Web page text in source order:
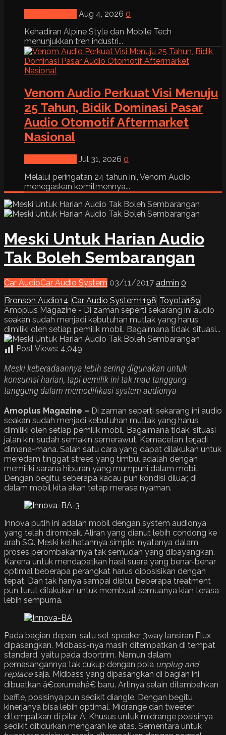
Aug 4, 2026 0
Kehadiran Alpine Style dan Mobile Tech
menunjukkan tren industri...
Venom Audio Perkuat Visi Menuju
25 Tahun, Bidik Dominasi Pasar
Audio Otomotif Aftermarket
Nasional
Jul 31, 2026 0
Melalui peringatan 24 tahun ini, Venom Audio
menegaskan komitmennya...
Meski Untuk Harian Audio
Tak Boleh Sembarangan
Car AudioCar Audio System 03/11/2017 admin 0
Bronson Audio14 Car Audio System1198 Toyota169
Amoplus Magazine - Di zaman seperti sekarang ini audio
seakan sudah menjadi kebutuhan mutlak yang harus
dimiliki oleh setiap pemilik mobil. Bagaimana tidak, situasi...
Post Views: 4,049
Meski keberadaannya lebih sering digunakan untuk
konsumsi harian, tapi pemilik ini tak mau tanggung-
tanggung dalam memodifikasi system audionya
Amoplus Magazine – Di zaman seperti sekarang ini audio
seakan sudah menjadi kebutuhan mutlak yang harus
dimiliki oleh setiap pemilik mobil. Bagaimana tidak, situasi
jalan kini sudah semakin semerawut. Kemacetan terjadi
dimana-mana. Salah satu cara yang dapat dilakukan untuk
meredam tinggat strees yang timbul adalah dengan
memiliki sarana hiburan yang mumpuni dalam mobil.
Dengan begitu, seberapa kacau pun kondisi diluar, di
dalam mobil kita akan tetap merasa nyaman.
Innova putih ini adalah mobil dengan system audionya
yang telah dirombak. Aliran yang dianut lebih condong ke
arah SQ. Meski kelihatannya simple, nyatanya dalam
proses perombakannya tak semudah yang dibayangkan.
Karena untuk mendapatkan hasil suara yang benar-benar
optimal beberapa perangkat harus diposisikan dengan
tepat. Dan tak hanya sampai disitu, beberapa treatment
pun turut dilakukan untuk membuat semuanya kian terasa
lebih sempurna.
Pada bagian depan, satu set speaker 3way lansiran Flux
dipasangkan. Midbass-nya masih ditempatkan di tempat
standard, yaitu pada doortrim. Namun dalam
pemasangannya tak cukup dengan pola unplug and
replacesaja. Midbass yang dipasangkan di bagian ini
dibuatkan â€œrumahâ€ baru. Artinya selain ditambahkan
baffle, posisinya pun sedikit diangle. Dengan begitu
kinerjanya bisa lebih optimal. Midrange dan tweeter
ditempatkan di pilar A. Khusus untuk midrange posisinya
sedikit ditidurkan mengarah ke atas. Sementara untuk